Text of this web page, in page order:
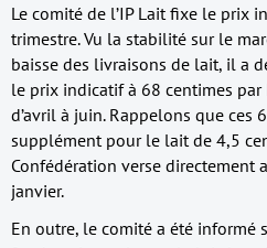
Le comité de l’IP Lait fixe le prix
trimestre. Vu la stabilité sur le
baisse des livraisons de lait, il a
le prix indicatif à 68 centimes
d’avril à juin. Rappelons que ces
supplément pour le lait de 4,5
Confédération verse directement
janvier.
En outre, le comité a été informé